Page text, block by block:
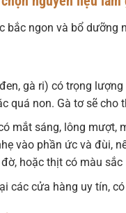
bắc ngon và bổ dưỡng
gà ri) có trọng
quá non. Gà tơ sẽ cho
mắt sáng, lông mượt,
vào phần ức và đùi,
hoặc thịt có màu
các cửa hàng uy tín,